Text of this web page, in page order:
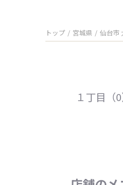
トップ 宮城県 仙台市
１丁目（0